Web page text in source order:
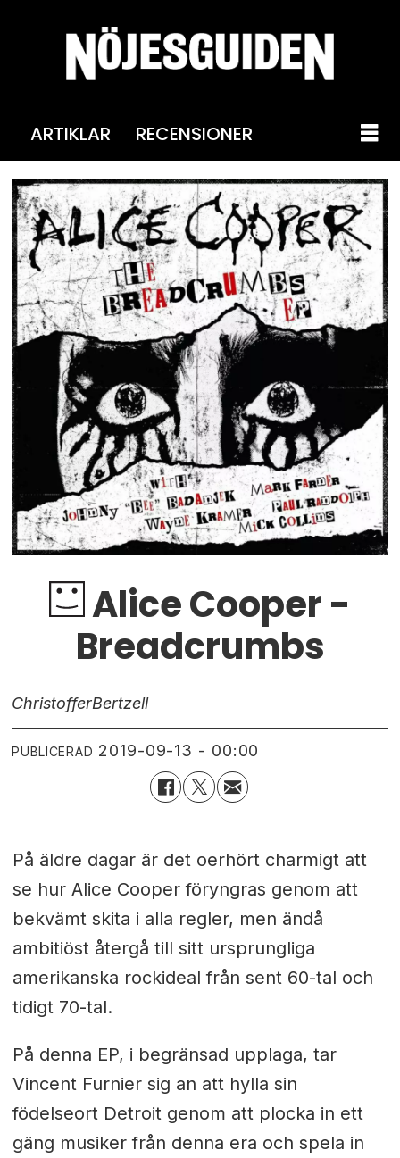
ARTIKLAR RECENSIONER
Alice Cooper -
Breadcrumbs
ChristofferBertzell
PUBLICERAD 2019-09-13 - 00:00
På äldre dagar är det oerhört charmigt att
se hur Alice Cooper föryngras genom att
bekvämt skita i alla regler, men ändå
ambitiöst återgå till sitt ursprungliga
amerikanska rockideal från sent 60-tal och
tidigt 70-tal.
På denna EP, i begränsad upplaga, tar
Vincent Furnier sig an att hylla sin
födelseort Detroit genom att plocka in ett
gäng musiker från denna era och spela in